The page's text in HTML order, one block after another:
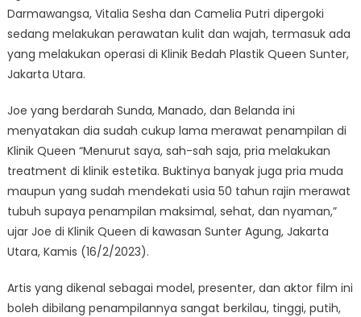
Darmawangsa, Vitalia Sesha dan Camelia Putri dipergoki
sedang melakukan perawatan kulit dan wajah, termasuk ada
yang melakukan operasi di Klinik Bedah Plastik Queen Sunter,
Jakarta Utara.
Joe yang berdarah Sunda, Manado, dan Belanda ini
menyatakan dia sudah cukup lama merawat penampilan di
Klinik Queen “Menurut saya, sah-sah saja, pria melakukan
treatment di klinik estetika. Buktinya banyak juga pria muda
maupun yang sudah mendekati usia 50 tahun rajin merawat
tubuh supaya penampilan maksimal, sehat, dan nyaman,”
ujar Joe di Klinik Queen di kawasan Sunter Agung, Jakarta
Utara, Kamis (16/2/2023).
Artis yang dikenal sebagai model, presenter, dan aktor film ini
boleh dibilang penampilannya sangat berkilau, tinggi, putih,